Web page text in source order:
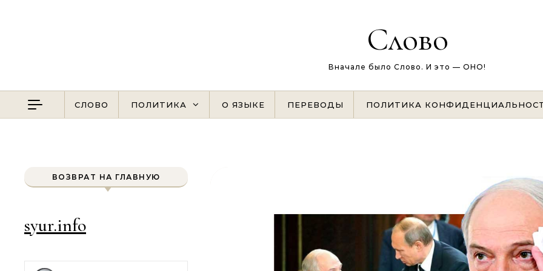
Слово
Вначале было Слово. И это — ОНО!
СЛОВО ПОЛИТИКА О ЯЗЫКЕ ПЕРЕВОДЫ ПОЛИТИКА
ВОЗВРАТ НА ГЛАВНУЮ
syur.info